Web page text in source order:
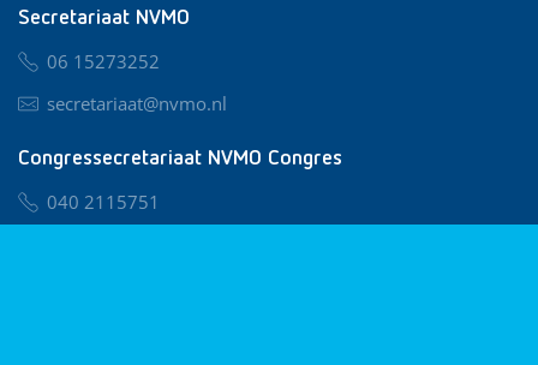
Secretariaat NVMO
06 15273252
secretariaat@nvmo.nl
Congressecretariaat NVMO Congres
040 2115751